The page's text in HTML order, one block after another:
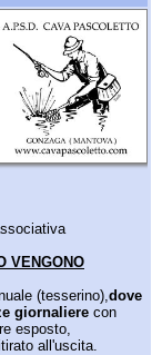
VENGONO
(tesserino),dove
giornaliere con
esposto,
all'uscita.